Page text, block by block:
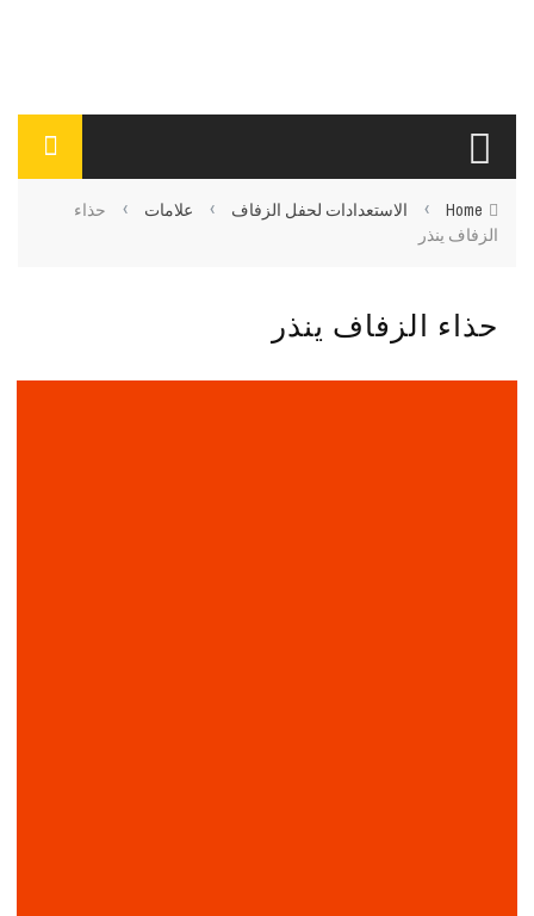
Home
› الاستعدادات لحفل الزفاف › علامات ›
حذاء
الزفاف ينذر
حذاء الزفاف ينذر